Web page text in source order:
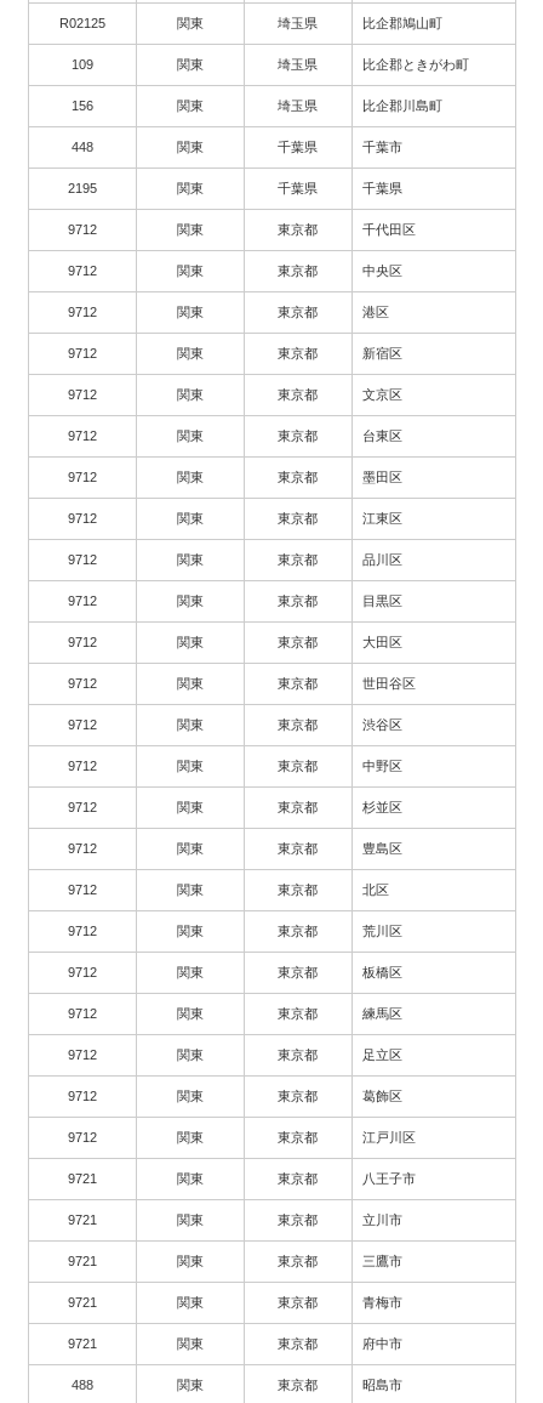
R02125 関東 埼玉県 比企郡鳩山町
109 関東 埼玉県 比企郡ときがわ町
156 関東 埼玉県 比企郡川島町
448 関東 千葉県 千葉市
2195 関東 千葉県 千葉県
9712 関東 東京都 千代田区
9712 関東 東京都 中央区
9712 関東 東京都 港区
9712 関東 東京都 新宿区
9712 関東 東京都 文京区
9712 関東 東京都 台東区
9712 関東 東京都 墨田区
9712 関東 東京都 江東区
9712 関東 東京都 品川区
9712 関東 東京都 目黒区
9712 関東 東京都 大田区
9712 関東 東京都 世田谷区
9712 関東 東京都 渋谷区
9712 関東 東京都 中野区
9712 関東 東京都 杉並区
9712 関東 東京都 豊島区
9712 関東 東京都 北区
9712 関東 東京都 荒川区
9712 関東 東京都 板橋区
9712 関東 東京都 練馬区
9712 関東 東京都 足立区
9712 関東 東京都 葛飾区
9712 関東 東京都 江戸川区
9721 関東 東京都 八王子市
9721 関東 東京都 立川市
9721 関東 東京都 三鷹市
9721 関東 東京都 青梅市
9721 関東 東京都 府中市
488 関東 東京都 昭島市